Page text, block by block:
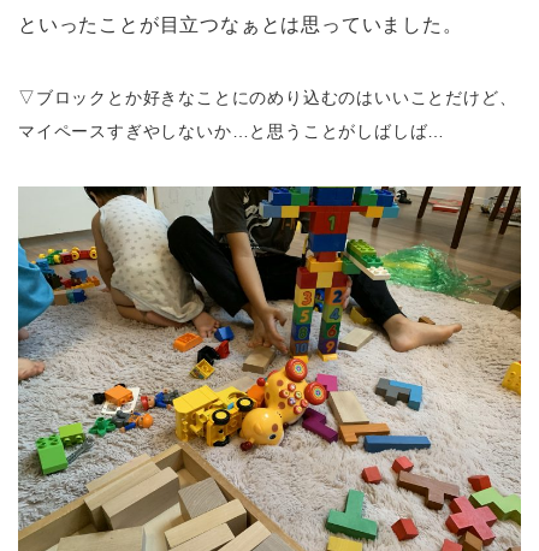
といったことが目立つなぁとは思っていました。
▽ブロックとか好きなことにのめり込むのはいいことだけど、
マイペースすぎやしないか…と思うことがしばしば…